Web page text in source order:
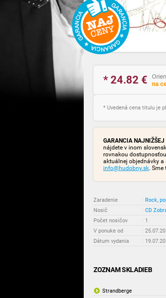
* 24.82 €
na
* Uvedená cena titulu je
GARANCIA NAJNIŽŠEJ
nájdete v inom
rovnakou
aktuálnej objednávky a
info@hudobny.sk. Sme
Zaradenie : Rock,
Nosič
: CD
Počet nosičov
: 1
V ponuke od
:
Dátum vydania
:
ZOZNAM SKLADIEB
Strandberge